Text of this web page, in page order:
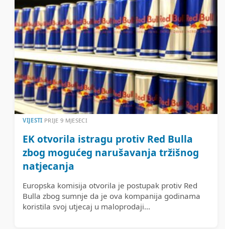
VIJESTI PRIJE 9 MJESECI
EK otvorila istragu protiv Red Bulla
zbog mogućeg narušavanja tržišnog
natjecanja
Europska komisija otvorila je postupak protiv Red
Bulla zbog sumnje da je ova kompanija godinama
koristila svoj utjecaj u maloprodaji...